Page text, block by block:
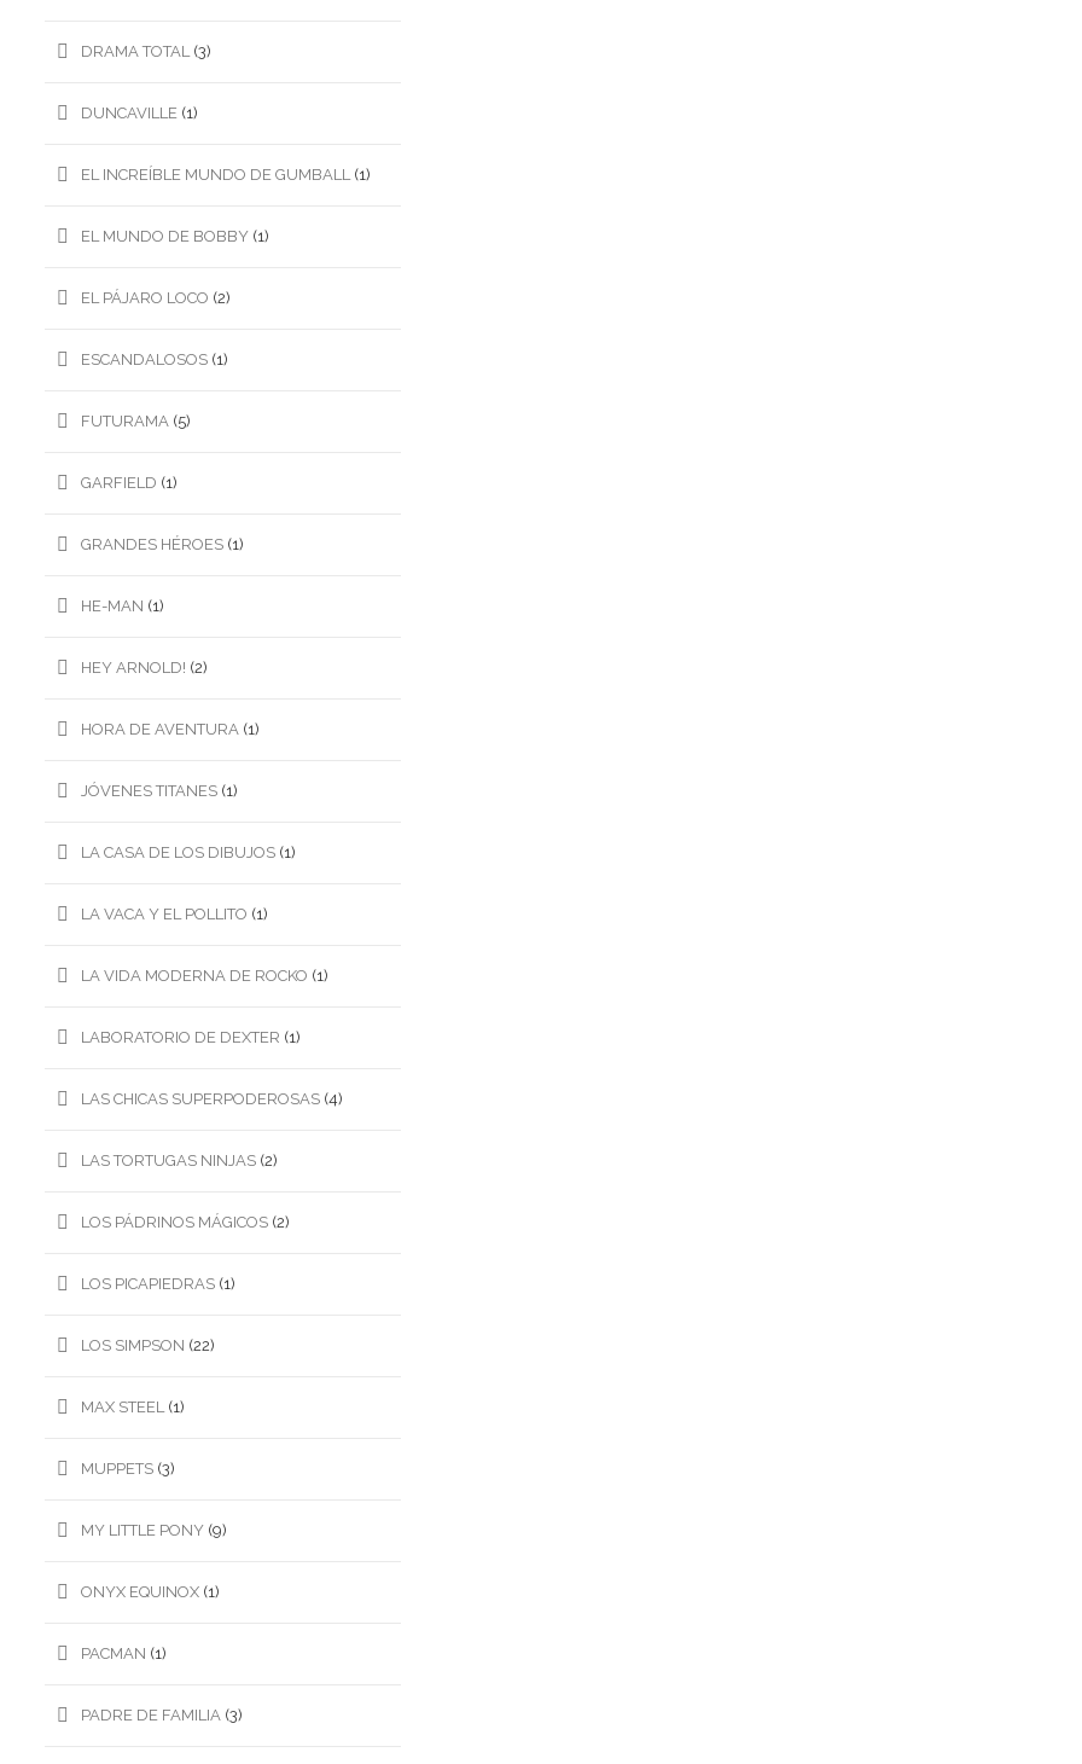
DRAMA TOTAL (3)
DUNCAVILLE (1)
EL INCREÍBLE MUNDO DE GUMBALL (1)
EL MUNDO DE BOBBY (1)
EL PÁJARO LOCO (2)
ESCANDALOSOS (1)
FUTURAMA (5)
GARFIELD (1)
GRANDES HÉROES (1)
HE-MAN (1)
HEY ARNOLD! (2)
HORA DE AVENTURA (1)
JÓVENES TITANES (1)
LA CASA DE LOS DIBUJOS (1)
LA VACA Y EL POLLITO (1)
LA VIDA MODERNA DE ROCKO (1)
LABORATORIO DE DEXTER (1)
LAS CHICAS SUPERPODEROSAS (4)
LAS TORTUGAS NINJAS (2)
LOS PÁDRINOS MÁGICOS (2)
LOS PICAPIEDRAS (1)
LOS SIMPSON (22)
MAX STEEL (1)
MUPPETS (3)
MY LITTLE PONY (9)
ONYX EQUINOX (1)
PACMAN (1)
PADRE DE FAMILIA (3)